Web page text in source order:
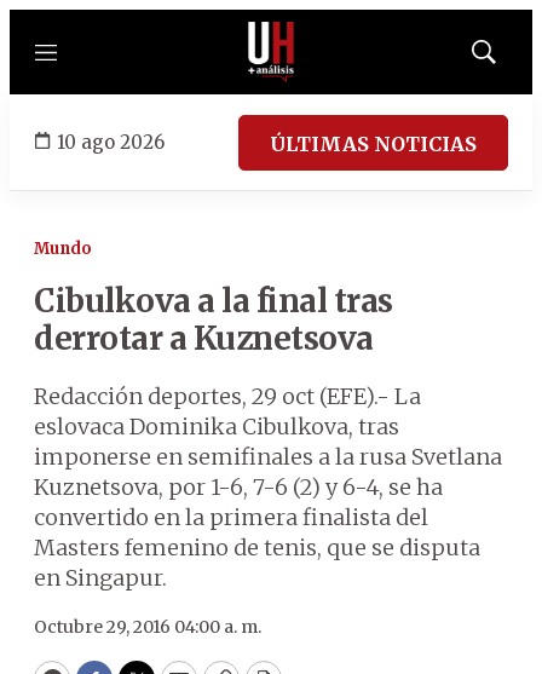
Menú
Mostrar
10 ago 2026 ÚLTIMAS NOTICIAS
Mundo
Cibulkova a la final tras
derrotar a Kuznetsova
Redacción deportes, 29 oct (EFE).- La
eslovaca Dominika Cibulkova, tras
imponerse en semifinales a la rusa Svetlana
Kuznetsova, por 1-6, 7-6 (2) y 6-4, se ha
convertido en la primera finalista del
Masters femenino de tenis, que se disputa
en Singapur.
Octubre 29, 2016 04:00 a. m.